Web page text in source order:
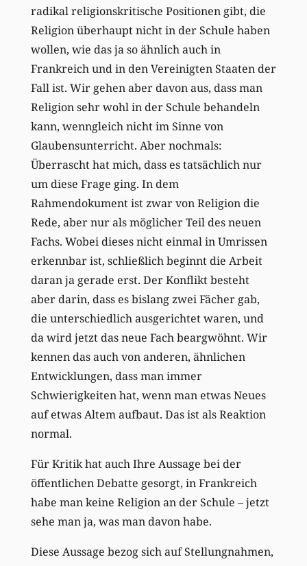
radikal religionskritische Positionen gibt, die
Religion überhaupt nicht in der Schule haben
wollen, wie das ja so ähnlich auch in
Frankreich und in den Vereinigten Staaten der
Fall ist. Wir gehen aber davon aus, dass man
Religion sehr wohl in der Schule behandeln
kann, wenngleich nicht im Sinne von
Glaubensunterricht. Aber nochmals:
Überrascht hat mich, dass es tatsächlich nur
um diese Frage ging. In dem
Rahmendokument ist zwar von Religion die
Rede, aber nur als möglicher Teil des neuen
Fachs. Wobei dieses nicht einmal in Umrissen
erkennbar ist, schließlich beginnt die Arbeit
daran ja gerade erst. Der Konflikt besteht
aber darin, dass es bislang zwei Fächer gab,
die unterschiedlich ausgerichtet waren, und
da wird jetzt das neue Fach beargwöhnt. Wir
kennen das auch von anderen, ähnlichen
Entwicklungen, dass man immer
Schwierigkeiten hat, wenn man etwas Neues
auf etwas Altem aufbaut. Das ist als Reaktion
normal.
Für Kritik hat auch Ihre Aussage bei der
öffentlichen Debatte gesorgt, in Frankreich
habe man keine Religion an der Schule – jetzt
sehe man ja, was man davon habe.
Diese Aussage bezog sich auf Stellungnahmen,